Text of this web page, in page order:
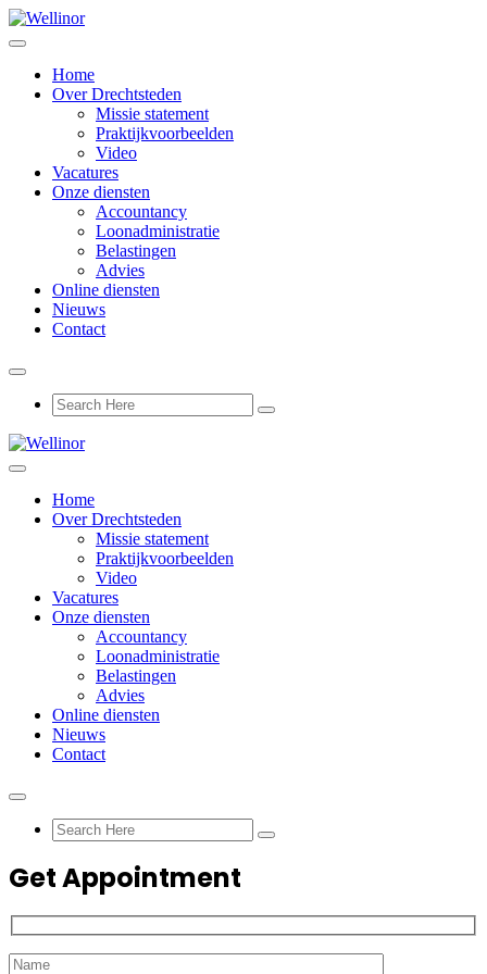
Home
Over Drechtsteden
Missie statement
Praktijkvoorbeelden
Video
Vacatures
Onze diensten
Accountancy
Loonadministratie
Belastingen
Advies
Online diensten
Nieuws
Contact
Home
Over Drechtsteden
Missie statement
Praktijkvoorbeelden
Video
Vacatures
Onze diensten
Accountancy
Loonadministratie
Belastingen
Advies
Online diensten
Nieuws
Contact
Get Appointment